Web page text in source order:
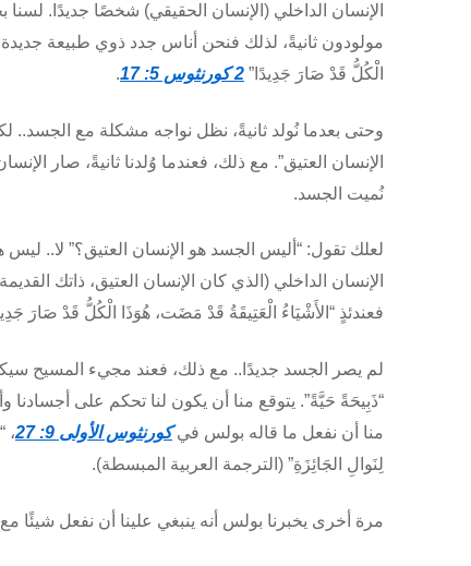
الإنسان الداخلي (الإنسان الحقيقي) شخصًا جديدًا.
مولودون ثانيةً، لذلك فنحن أناس جدد ذوي طبيعة
الْكُلُّ قَدْ صَارَ جَدِيدًا” 2 كورنثوس 5: 17 .
وحتى بعدما نُولد ثانيةً، نظل نواجه مشكلة مع الجسد..
الإنسان العتيق”. مع ذلك، فعندما وُلدنا ثانيةً، صار
نُميت الجسد.
لعلك تقول: “أليس الجسد هو الإنسان العتيق؟” لا..
الإنسان الداخلي (الذي كان الإنسان العتيق، ذاتك
فعندئذٍ “الأَشْيَاءُ الْعَتِيقَةُ قَدْ مَضَت، هُوَذَا الْكُلُّ قَدْ صَارَ
لم يصر الجسد جديدًا.. مع ذلك، فعند مجيء المسيح
“ذَبِيحَةً حَيَّةً”. يتوقع منا أن يكون لنا تحكم على أجسادنا
منا أن نفعل ما قاله بولس فيكورنثوس الأولى 9: 27
،
لِنَوالِ الجَائِزَةِ” (الترجمة العربية المبسطة).
مرة أخرى يخبرنا بولس أنه ينبغي علينا أن نفعل شيئًا